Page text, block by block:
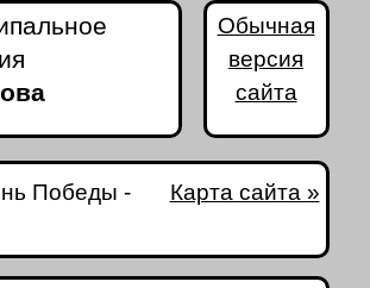
Обычная
версия
сайта
Карта сайта »
Победы -